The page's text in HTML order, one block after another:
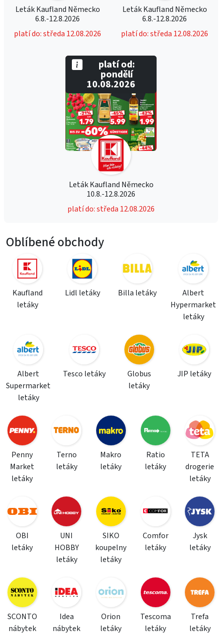
Leták Kaufland Německo
6.8.-12.8.2026
platí do: středa 12.08.2026
Leták Kaufland Německo
6.8.-12.8.2026
platí do: středa 12.08.2026
Leták Kaufland Německo
10.8.-12.8.2026
platí do: středa 12.08.2026
platí od:
pondělí
10.08.2026
Oblíbené obchody
Kaufland
letáky
Lidl letáky Billa letáky
Albert
Hypermarket
letáky
Albert
Supermarket
letáky
Tesco letáky
Globus
letáky
JIP letáky
Penny
Market
letáky
Terno
letáky
Makro
letáky
Ratio
letáky
TETA
drogerie
letáky
OBI
letáky
UNI
HOBBY
letáky
SIKO
koupelny
letáky
Comfor
letáky
Jysk
letáky
SCONTO
nábytek
Idea
nábytek
Orion
letáky
Tescoma
letáky
Trefa
letáky